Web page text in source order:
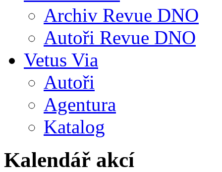
Archiv Revue DNO
Autoři Revue DNO
Vetus Via
Autoři
Agentura
Katalog
Kalendář akcí